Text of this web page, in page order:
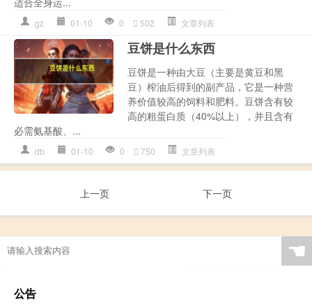
gz 01-10 0 502 文章列表
豆饼是什么东西
豆饼是一种由大豆（主要是黄豆和黑
豆）榨油后得到的副产品，它是一种营
养价值较高的饲料和肥料。豆饼含有较
高的粗蛋白质（40%以上），并且含有
必需氨基酸、...
db 01-10 0 750 文章列表
上一页 下一页
☚
公告